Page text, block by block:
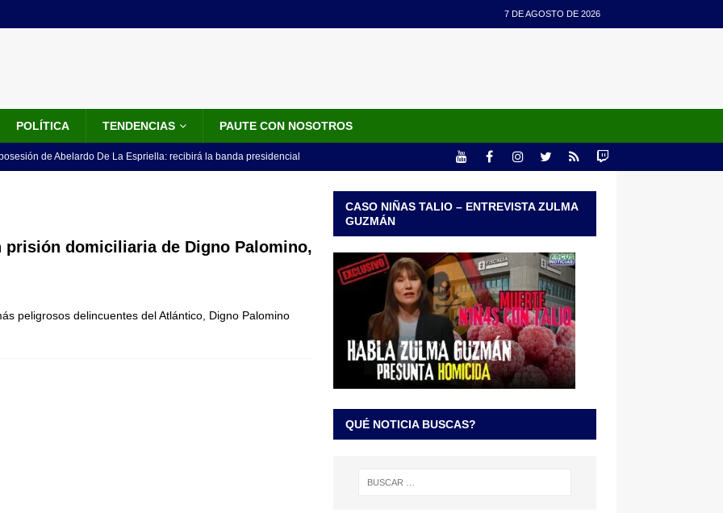
7 DE AGOSTO DE 2026
POLÍTICA TENDENCIAS PAUTE CON NOSOTROS
de Abelardo De La Espriella: recibirá la banda presidencial
no asistirá a la posesión de Abelardo de la Espriella y llama a
LO ÚLTIMO
de un sastre colombiano reconocido en el mundo
prisión domiciliaria de Digno Palomino,
peligrosos delincuentes del Atlántico, Digno Palomino
CASO NIÑAS TALIO – ENTREVISTA ZULMA
GUZMÁN
QUÉ NOTICIA BUSCAS?